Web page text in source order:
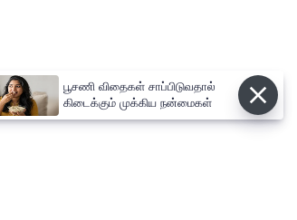
பூசணி விதைகள் சாப்பிடுவதால்
கிடைக்கும் முக்கிய நன்மைகள்